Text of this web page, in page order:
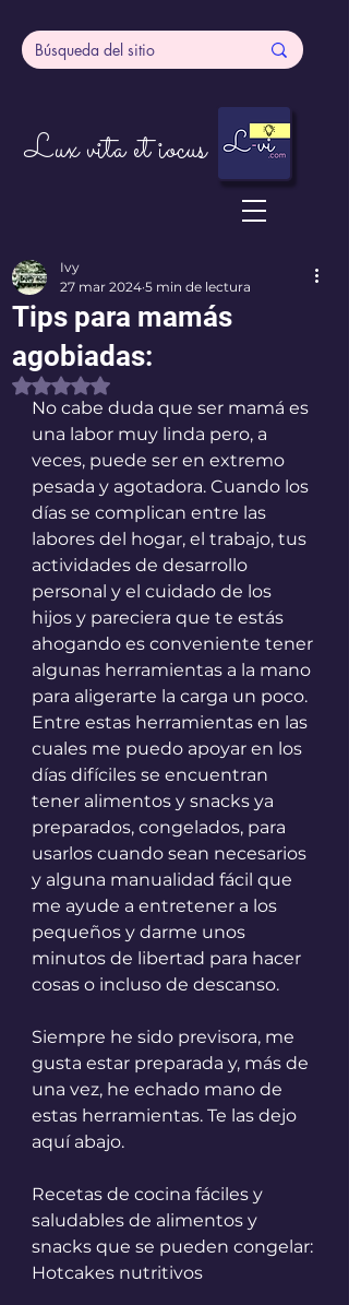
Lux vita et iocus
Tips para mamás
agobiadas:
Ivy
27 mar 2024 5 min de lectura
Obtuvo NaN de 5 estrellas.
No cabe duda que ser mamá es
una labor muy linda pero, a
veces, puede ser en extremo
pesada y agotadora. Cuando los
días se complican entre las
labores del hogar, el trabajo, tus
actividades de desarrollo
personal y el cuidado de los
hijos y pareciera que te estás
ahogando es conveniente tener
algunas herramientas a la mano
para aligerarte la carga un poco.
Entre estas herramientas en las
cuales me puedo apoyar en los
días difíciles se encuentran
tener alimentos y snacks ya
preparados, congelados, para
usarlos cuando sean necesarios
y alguna manualidad fácil que
me ayude a entretener a los
pequeños y darme unos
minutos de libertad para hacer
cosas o incluso de descanso.
Siempre he sido previsora, me
gusta estar preparada y, más de
una vez, he echado mano de
estas herramientas. Te las dejo
aquí abajo.
Recetas de cocina fáciles y
saludables de alimentos y
snacks que se pueden congelar:
Hotcakes nutritivos